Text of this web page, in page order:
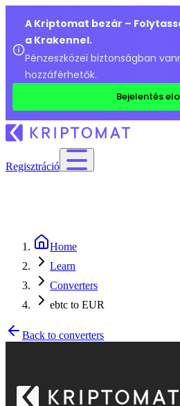
A Kriptomat bezár –
a Krakennel.
Pénzeszközei biztonságban
hozzáférhetők.
Bejelentés
Regisztráció
Home
Learn
Converters
ebtc to EUR
Back to converters